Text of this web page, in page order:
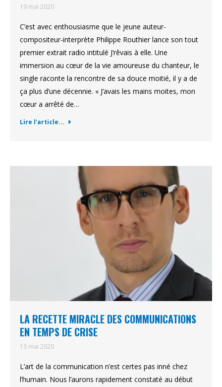
19 mai 2020
C’est avec enthousiasme que le jeune auteur-
compositeur-interprète Philippe Routhier lance son tout
premier extrait radio intitulé J’rêvais à elle. Une
immersion au cœur de la vie amoureuse du chanteur, le
single raconte la rencontre de sa douce moitié, il y a de
ça plus d’une décennie. « J’avais les mains moites, mon
cœur a arrêté de…
Lire l'article...
LA RECETTE MIRACLE DES COMMUNICATIONS
EN TEMPS DE CRISE
13 mai 2020
L’art de la communication n’est certes pas inné chez
l’humain. Nous l’aurons rapidement constaté au début